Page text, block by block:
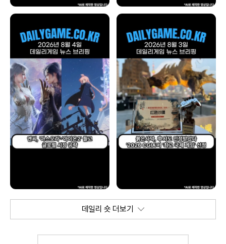
데일리 숏 더보기